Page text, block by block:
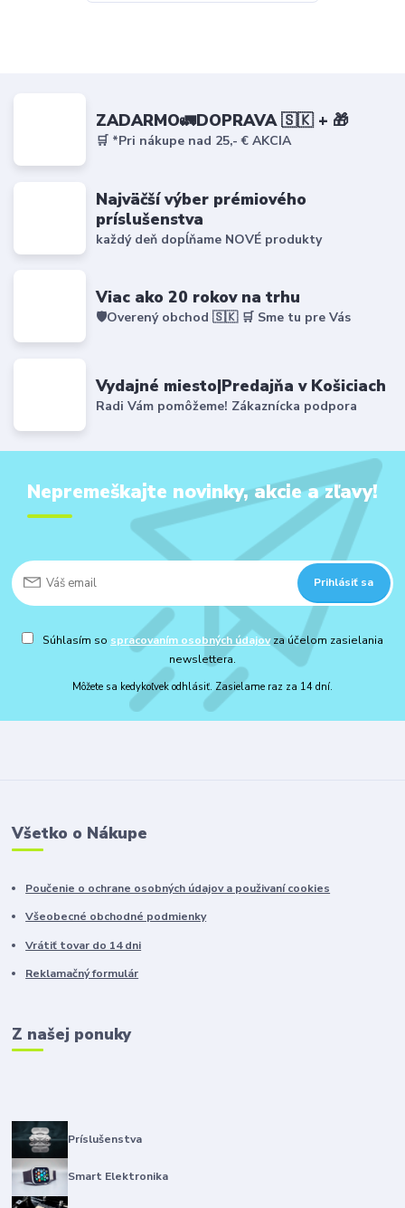
ZADARMO🚛DOPRAVA 🇸🇰 + 🎁
🛒 *Pri nákupe nad 25,- € AKCIA
Najväčší výber prémiového
príslušenstva
každý deň dopĺňame NOVÉ produkty
Viac ako 20 rokov na trhu
🛡️Overený obchod 🇸🇰 🛒 Sme tu pre Vás
Vydajné miesto|Predajňa v Košiciach
Radi Vám pomôžeme! Zákaznícka podpora
Nepremeškajte novinky, akcie a zľavy!
Prihlásiť sa
Súhlasím so spracovaním osobných údajovza účelom zasielania
newslettera.
Môžete sa kedykoľvek odhlásiť. Zasielame raz za 14 dní.
Všetko o Nákupe
Poučenie o ochrane osobných údajov a použivaní cookies
Všeobecné obchodné podmienky
Vrátiť tovar do 14 dni
Reklamačný formulár
Z našej ponuky
Príslušenstva
Smart Elektronika